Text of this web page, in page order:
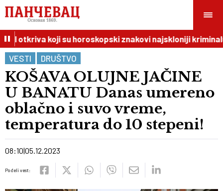
otkriva koji su horoskopski znakovi najskloniji kriminalu
VESTI
DRUŠTVO
KOŠAVA OLUJNE JAČINE
U BANATU Danas umereno
oblačno i suvo vreme,
temperatura do 10 stepeni!
08:10 05.12.2023
Podeli vest: